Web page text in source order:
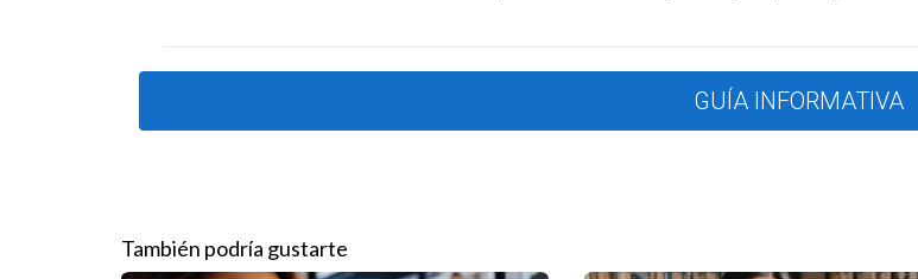
y el equipo, sino que también fomenta un sentido de responsabilidad y compromiso por parte de
tendencias del mercado y nuevas tecnologías. Este enfoque no solo mejora sus habilidades
GUÍA INFORMATIVA
También podría gustarte